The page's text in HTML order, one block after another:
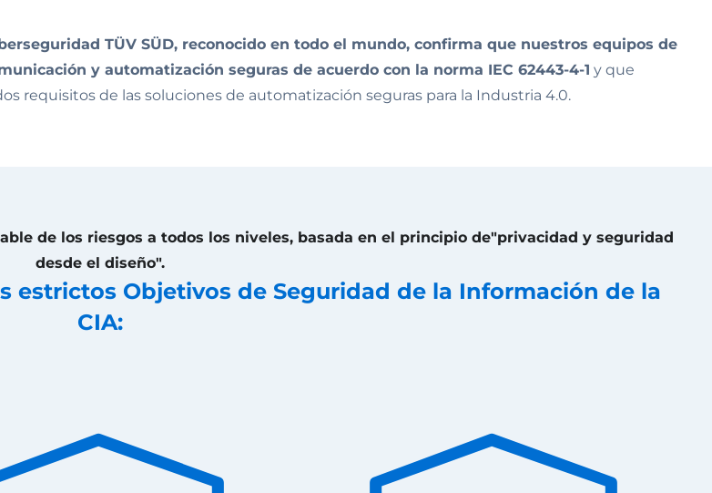
TÜV SÜD, reconocido en todo el mundo, confirma que nuestros equipos de
y automatización seguras de acuerdo con la norma IEC 62443-4-1 y que
requisitos de las soluciones de automatización seguras para la Industria 4.0.
de los riesgos a todos los niveles, basada en el principio de"privacidad y seguridad
desde el diseño".
estrictos Objetivos de Seguridad de la Información de la
CIA: